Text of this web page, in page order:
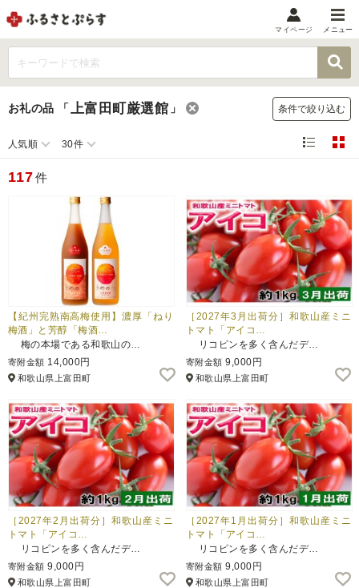
メニュー
マイメニュー
マイページ
メニュー
お礼の品から探す
お礼の品をカテゴリや金額で絞り込み
自治体から探す
ランキング
特集・おすすめ
ふるさと納税とは
控除額シミュレータ Q&A
マイページ
お礼の品 「上富田町厳選館 」 条件で絞り込む
人気順 30件
117件
【紀州完熟南高梅使用】濃厚「ねり
梅酒」と芳醇「梅酒…
梅の本場である和歌山の…
寄附金額 14,000円
和歌山県上富田町
［2027年3月出荷分］和歌山産ミニ
トマト「アイコ…
リコピンを多く含んだデ…
寄附金額 9,000円
和歌山県上富田町
［2027年2月出荷分］和歌山産ミニ
トマト「アイコ…
リコピンを多く含んだデ…
寄附金額 9,000円
和歌山県上富田町
［2027年1月出荷分］和歌山産ミニ
トマト「アイコ…
リコピンを多く含んだデ…
寄附金額 9,000円
和歌山県上富田町